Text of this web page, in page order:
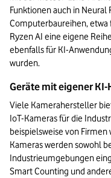
Funktionen auch in Neural
Computerbaureihen, etwa
Ryzen AI eine eigene
ebenfalls für KI-
wurden.
Geräte mit eigener
Viele Kamerahersteller
IoT-Kameras für die
beispielsweise von Firmen
Kameras werden sowohl
Industrieumgebungen
Smart Counting und